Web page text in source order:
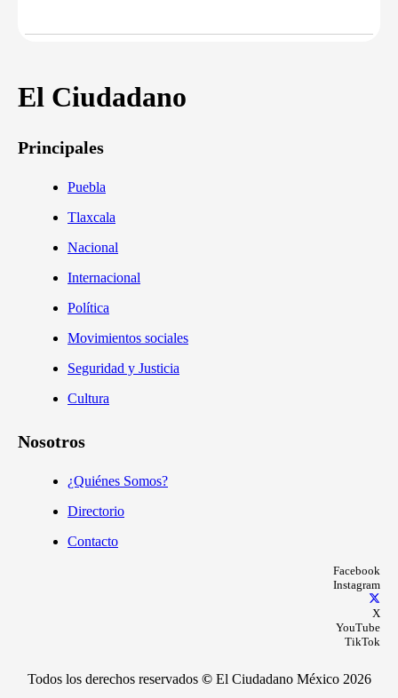
El Ciudadano
Principales
Puebla
Tlaxcala
Nacional
Internacional
Política
Movimientos sociales
Seguridad y Justicia
Cultura
Nosotros
¿Quiénes Somos?
Directorio
Contacto
Facebook
Instagram
X
YouTube
TikTok
Todos los derechos reservados ©El Ciudadano México 2026